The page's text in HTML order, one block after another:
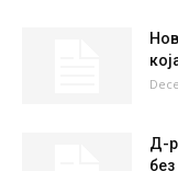
Д-р
без